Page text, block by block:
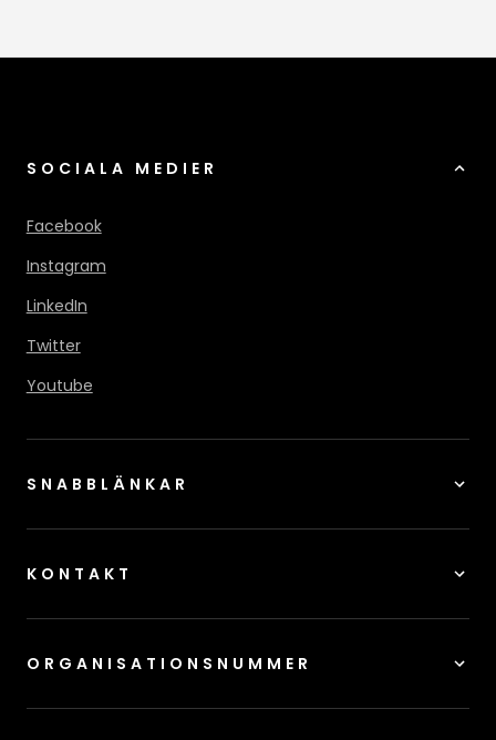
SOCIALA MEDIER
Facebook
Instagram
LinkedIn
Twitter
Youtube
SNABBLÄNKAR
KONTAKT
ORGANISATIONSNUMMER